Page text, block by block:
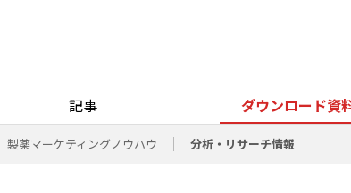
記事 ダウンロード資
製薬マーケティングノウハウ 分析・リサーチ情報